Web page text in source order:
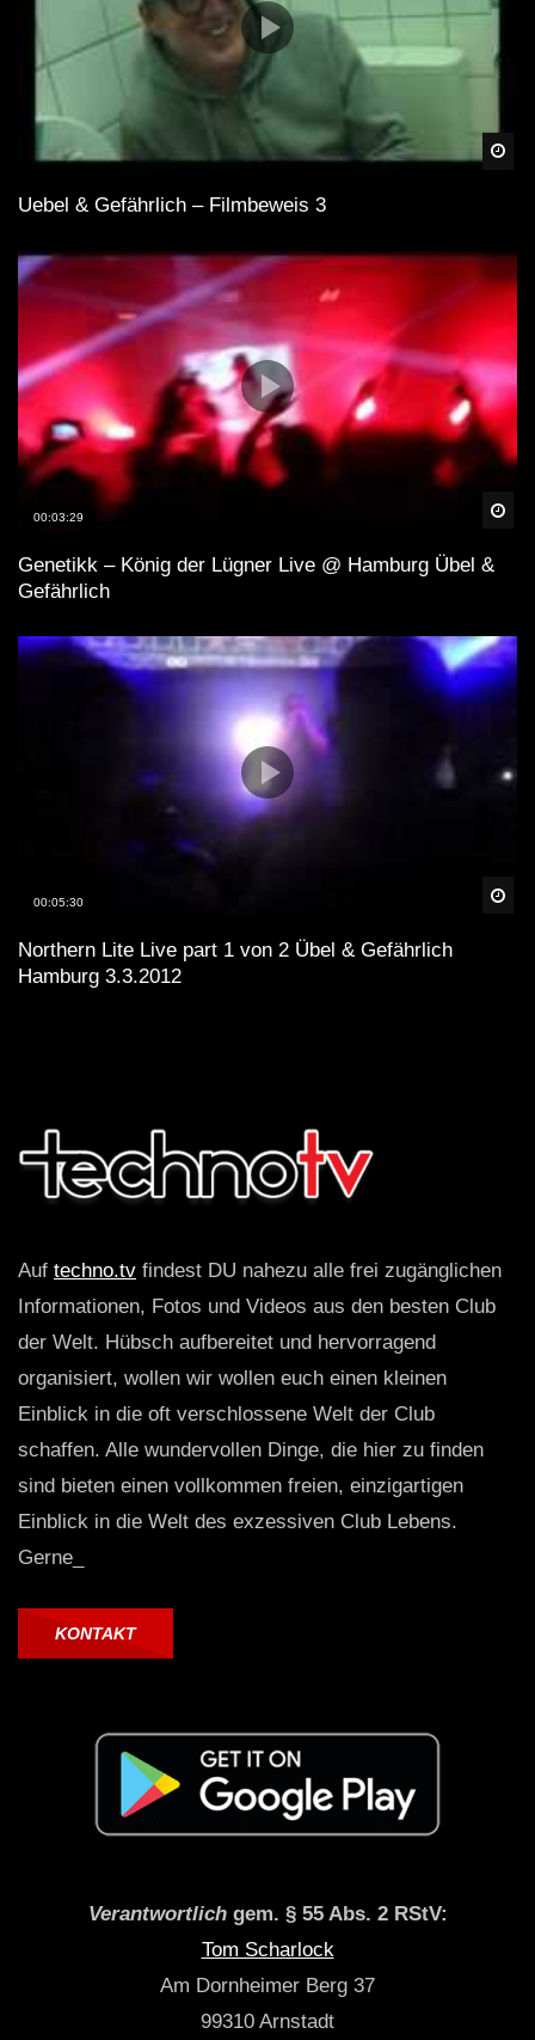
Uebel & Gefährlich – Filmbeweis 3
00:03:29
Genetikk – König der Lügner Live @ Hamburg Übel &
Gefährlich
00:05:30
Northern Lite Live part 1 von 2 Übel & Gefährlich
Hamburg 3.3.2012
Auf techno.tv findest DU nahezu alle frei zugänglichen
Informationen, Fotos und Videos aus den besten Club
der Welt. Hübsch aufbereitet und hervorragend
organisiert, wollen wir wollen euch einen kleinen
Einblick in die oft verschlossene Welt der Club
schaffen. Alle wundervollen Dinge, die hier zu finden
sind bieten einen vollkommen freien, einzigartigen
Einblick in die Welt des exzessiven Club Lebens.
Gerne_
KONTAKT
Verantwortlichgem. § 55 Abs. 2 RStV:
Tom Scharlock
Am Dornheimer Berg 37
99310 Arnstadt